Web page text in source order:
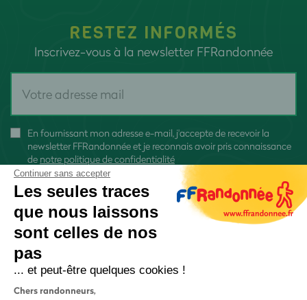
RESTEZ INFORMÉS
Inscrivez-vous à la newsletter FFRandonnée
En fournissant mon adresse e-mail, j'accepte de recevoir la
newsletter FFRandonnée et je reconnais avoir pris connaissance
de notre politique de confidentialité
Continuer sans accepter
Les seules traces
que nous laissons
sont celles de nos
pas
... et peut-être quelques cookies !
Chers randonneurs,